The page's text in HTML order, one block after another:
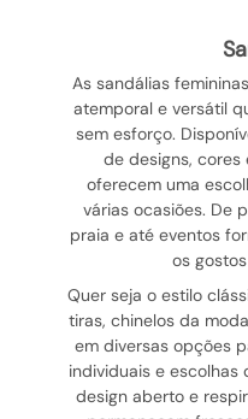
As sandálias
atemporal e versátil
sem esforço.
de designs, cores
oferecem uma
várias ocasiões. De
praia e até eventos
os
Quer seja o estilo
tiras, chinelos da
em diversas opções
individuais e escolhas
design aberto e